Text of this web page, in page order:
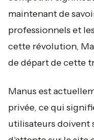
maintenant de
professionnels et
cette révolution,
de départ de cette
Manus est
privée, ce qui
utilisateurs doivent